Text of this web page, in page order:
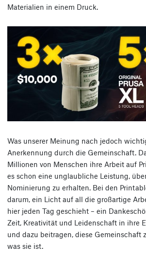
Materialien in einem Druck.
Was unserer Meinung nach jedoch
Anerkennung durch die Gemeinschaft.
Millionen von Menschen ihre Arbeit auf
es schon eine unglaubliche Leistung,
Nominierung zu erhalten. Bei den
darum, ein Licht auf all die großartige
hier jeden Tag geschieht – ein
Zeit, Kreativität und Leidenschaft in ihre
und dazu beitragen, diese Gemeinschaft
was sie ist.